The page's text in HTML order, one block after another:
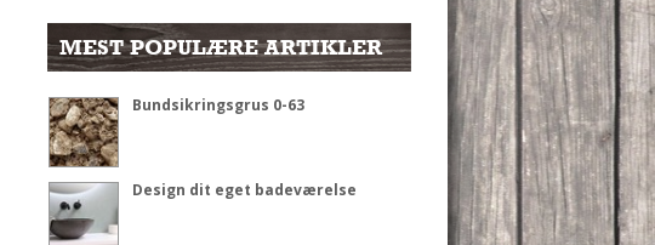
MEST POPULÆRE ARTIKLER
Bundsikringsgrus 0-63
Design dit eget badeværelse